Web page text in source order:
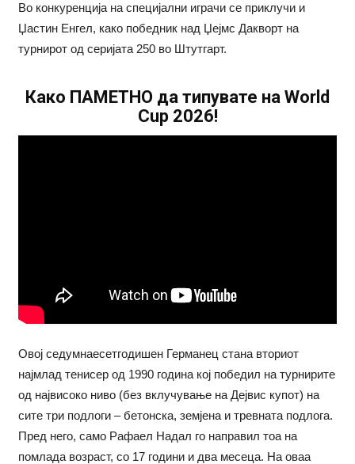
Во конкуренција на специјални играчи се приклучи и
Џастин Енгел, како победник над Џејмс Дакворт на
турнирот од серијата 250 во Штутгарт.
Како ПАМЕТНО да типувате на World
Cup 2026!
Овој седумнаесетгодишен Германец стана вториот
најмлад тенисер од 1990 година кој победил на турнирите
од највисоко ниво (без вклучување на Дејвис купот) на
сите три подлоги – бетонска, земјена и тревната подлога.
Пред него, само Рафаел Надал го направил тоа на
помлада возраст, со 17 години и два месеца. На оваа